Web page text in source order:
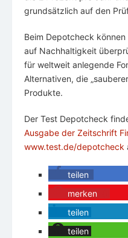
grundsätzlich auf den
Beim Depotcheck
auf Nachhaltigkeit
für weltweit anlegende
Alternativen, die
Produkte.
Der Test Depotcheck
Ausgabe der Zeitschrift
www.test.de/depotcheck
teilen
merken
teilen
teilen